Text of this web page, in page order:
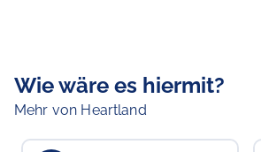
Wie wäre es hiermit?
Mehr von Heartland